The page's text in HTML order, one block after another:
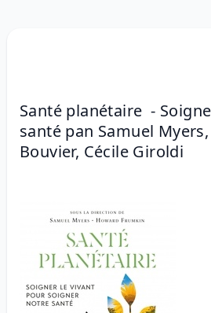
Santé planétaire  -
santé pan Samuel
Bouvier, Cécile Giroldi